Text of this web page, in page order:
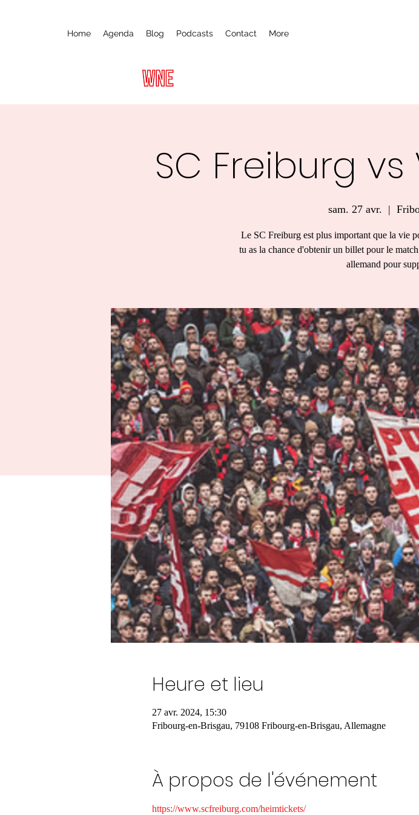
Home Agenda Blog Podcasts Contact More
SC Freiburg vs
sam. 27 avr.
  |
Le SC Freiburg est plus important que la vie
tu as la chance d'obtenir un billet pour le
allemand pour
Heure et lieu
27 avr. 2024, 15:30
Fribourg-en-Brisgau, 79108 Fribourg-en-Brisgau, Allemagne
À propos de l'événement
https://www.scfreiburg.com/heimtickets/